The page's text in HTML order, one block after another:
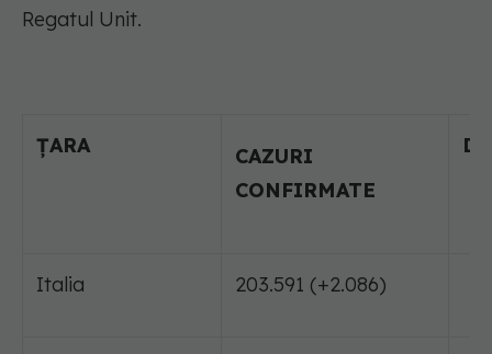
Regatul Unit.
ŢARA
CAZURI
CONFIRMATE
Italia 203.591 (+2.086)